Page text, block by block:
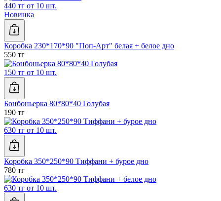
440 тг от 10 шт.
Новинка
Коробка 230*170*90 "Поп-Арт" белая + белое дно
550 тг
150 тг от 10 шт.
Бонбоньерка 80*80*40 Голубая
190 тг
630 тг от 10 шт.
Коробка 350*250*90 Тиффани + бурое дно
780 тг
630 тг от 10 шт.